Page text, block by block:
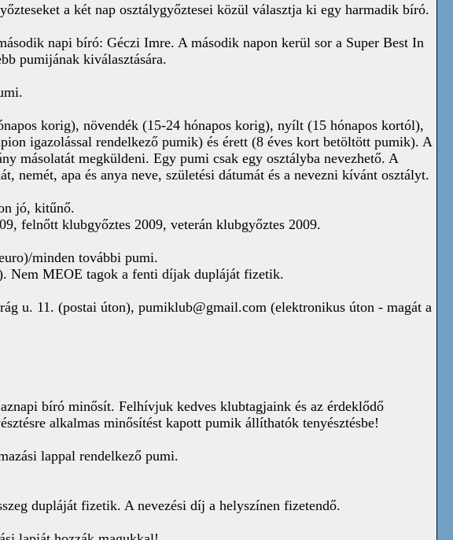
a két nap osztálygyőztesei közül választja ki egy harmadik bíró.
napi bíró: Géczi Imre. A második napon kerül sor a Super Best In
pumijának kiválasztására.
korig), növendék (15-24 hónapos korig), nyílt (15 hónapos kortól),
igazolással rendelkező pumik) és érett (8 éves kort betöltött pumik). A
másolatát megküldeni. Egy pumi csak egy osztályba nevezhető. A
apa és anya neve, születési dátumát és a nevezni kívánt osztályt.
jó, kitűnő.
felnőtt klubgyőztes 2009, veterán klubgyőztes 2009.
minden további pumi.
Nem MEOE tagok a fenti díjak dupláját fizetik.
u. 11. (postai úton), pumiklub@gmail.com (elektronikus úton - magát a
bíró minősít. Felhívjuk kedves klubtagjaink és az érdeklődő
alkalmas minősítést kapott pumik állíthatók tenyésztésbe!
lappal rendelkező pumi.
dupláját fizetik. A nevezési díj a helyszínen fizetendő.